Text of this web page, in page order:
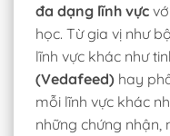
đa dạng lĩnh vực
học. Từ gia vị như
lĩnh vực khác như
(Vedafeed) hay
mỗi lĩnh vực khác
những chứng nhận,